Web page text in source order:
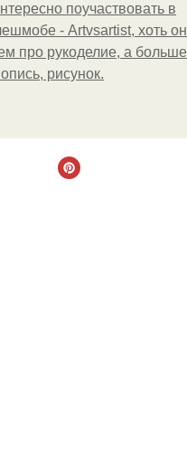
поучаствовать в
- Artvsartist, хоть он
про рукоделие, а больше
рисунок.